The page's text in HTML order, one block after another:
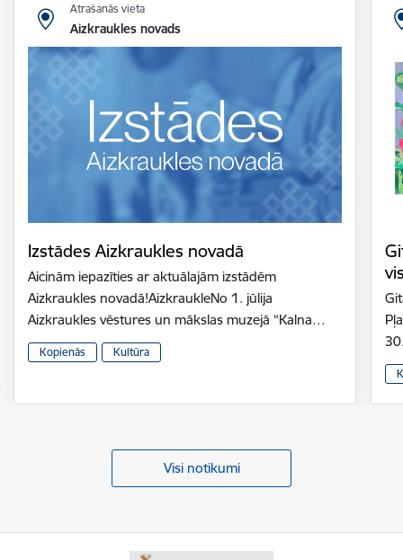
Atrašanās vieta
Aizkraukles novads
Izstādes Aizkraukles novadā
Aicinām iepazīties ar aktuālajām izstādēm
Aizkraukles novadā!AizkraukleNo 1. jūlija
Aizkraukles vēstures un mākslas muzejā “Kalna…
Kopienās Kultūra
Visi notikumi